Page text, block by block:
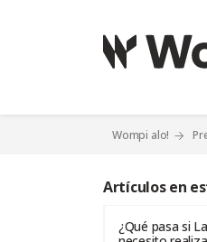
Wompi alo!
Artículos en
¿Qué pasa si